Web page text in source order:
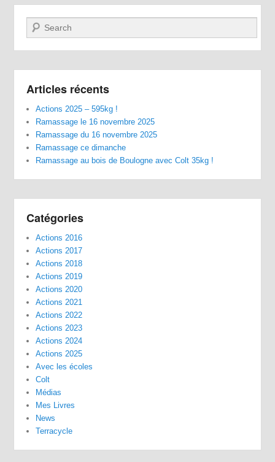
Recherche
Articles récents
Actions 2025 – 595kg !
Ramassage le 16 novembre 2025
Ramassage du 16 novembre 2025
Ramassage ce dimanche
Ramassage au bois de Boulogne avec Colt 35kg !
Catégories
Actions 2016
Actions 2017
Actions 2018
Actions 2019
Actions 2020
Actions 2021
Actions 2022
Actions 2023
Actions 2024
Actions 2025
Avec les écoles
Colt
Médias
Mes Livres
News
Terracycle